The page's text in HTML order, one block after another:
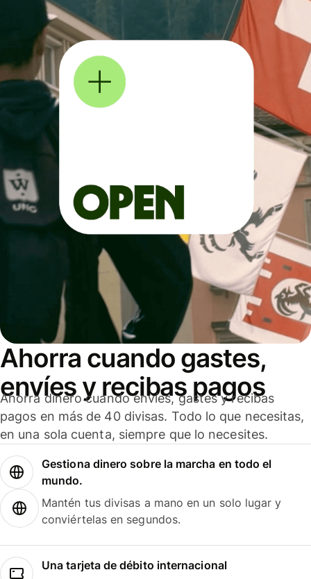
Ahorra cuando gastes,
envíes y recibas pagos
Ahorra dinero cuando envíes, gastes y recibas
pagos en más de 40 divisas. Todo lo que necesitas,
en una sola cuenta, siempre que lo necesites.
Gestiona dinero sobre la marcha en todo el
mundo.
Mantén tus divisas a mano en un solo lugar y
conviértelas en segundos.
Una tarjeta de débito internacional